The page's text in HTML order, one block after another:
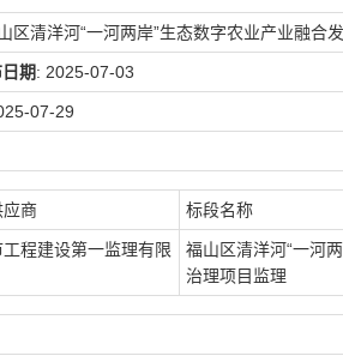
区清洋河“一河两岸”生态数字农业产业融
期: 2025-07-03
07-29
应商 标段名称
程建设第一监理有限
福山区清洋河“一河
治理项目监理